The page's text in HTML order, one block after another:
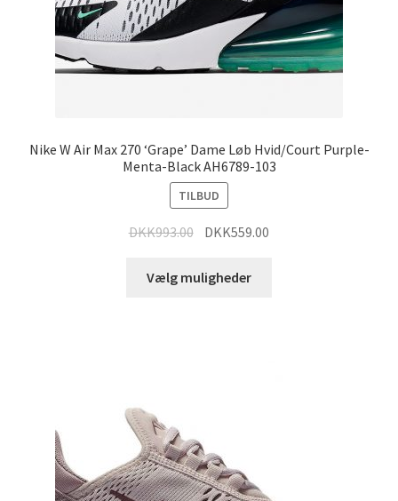
Nike W Air Max 270 ‘Grape’ Dame Løb Hvid/Court Purple-
Menta-Black AH6789-103
TILBUD
DKK993.00 DKK559.00
Vælg muligheder